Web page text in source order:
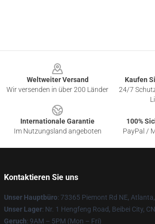
Weltweiter Versand
Wir versenden in über 200 Länder
Kaufen
24/7
Internationale Garantie
Im Nutzungsland angeboten
100%
PayPal /
Kontaktieren Sie uns
Unser Hauptbüro: 73365 Piemont Rd NE,
Unser Lager: Nr. 1 Hengfeng Road, Beibei City, CN
Geruch: 9AM – 5PM (Mon – Fri)